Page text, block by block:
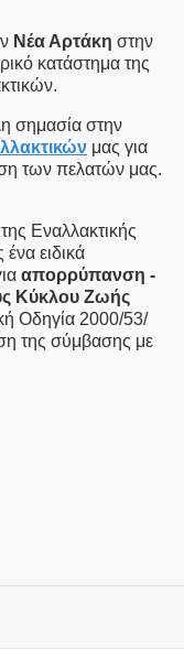
Νέα Αρτάκη στην
κατάστημα της
σημασία στην
μας για
των πελατών μας.
Eναλλακτικής
ειδικά
απορρύπανση -
Κύκλου Ζωής
Οδηγία 2000/53/
της σύμβασης με